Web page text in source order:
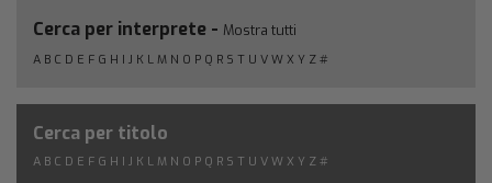
Cerca per interprete - Mostra tutti
A B C D E F G H I J K L M N O P Q R S T U V W X Y Z #
Cerca per titolo
A B C D E F G H I J K L M N O P Q R S T U V W X Y Z #